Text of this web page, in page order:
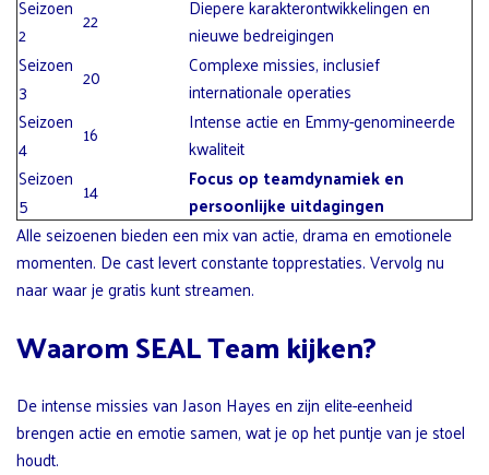
Seizoen
2
22
Diepere karakterontwikkelingen en
nieuwe bedreigingen
Seizoen
3
20
Complexe missies, inclusief
internationale operaties
Seizoen
4
16
Intense actie en Emmy-genomineerde
kwaliteit
Seizoen
5
14
Focus op teamdynamiek en
persoonlijke uitdagingen
Alle seizoenen bieden een mix van actie, drama en emotionele
momenten. De cast levert constante topprestaties. Vervolg nu
naar waar je gratis kunt streamen.
Waarom SEAL Team kijken?
De intense missies van Jason Hayes en zijn elite-eenheid
brengen actie en emotie samen, wat je op het puntje van je stoel
houdt.